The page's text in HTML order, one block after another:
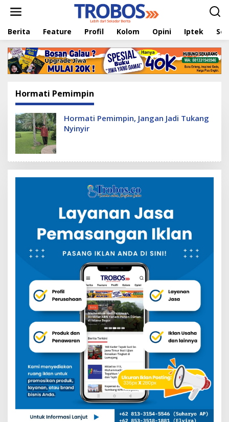
t
Berita Feature Profil Kolom Opini Iptek
Hormati Pemimpin
Hormati Pemimpin, Jangan Jadi Tukang
Nyinyir